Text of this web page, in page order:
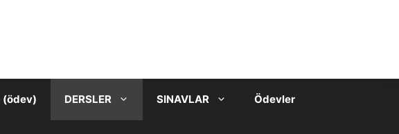
(ödev) DERSLER SINAVLAR Ödevler